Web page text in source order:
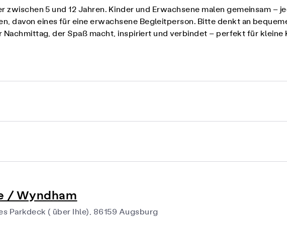
zwischen 5 und 12 Jahren. Kinder und Erwachsene malen gemeinsam –
davon eines für eine erwachsene Begleitperson. Bitte denkt an
der Spaß macht, inspiriert und verbindet – perfekt für
/ Wyndham
Parkdeck ( über Ihle), 86159 Augsburg